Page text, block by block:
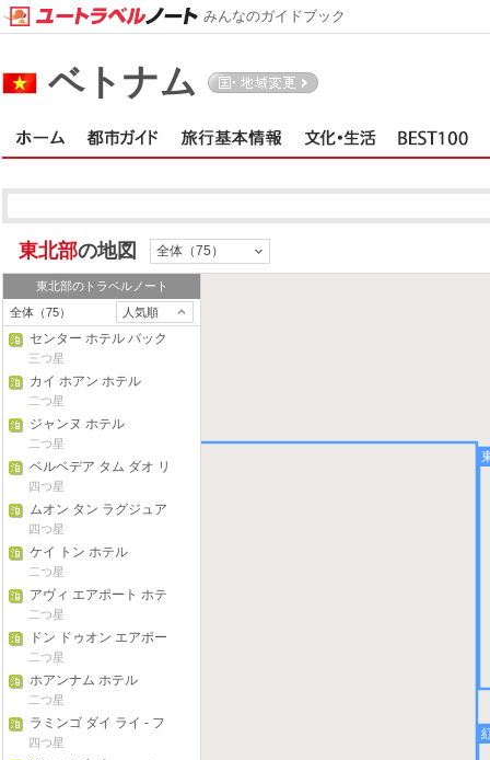
ベトナム
東北部の地図 全体（75）
東北部のトラベルノート
全体（75）
人気順
センター ホテル バック
ニン
三つ星
カイ ホアン ホテル
二つ星
ジャンヌ ホテル
二つ星
ベルベデア タム ダオ リ
ゾート
四つ星
ムオン タン ラグジュア
リー プー トー ホテル
四つ星
ケイ トン ホテル
二つ星
アヴィ エアポート ホテ
ル
二つ星
ドン ドゥオン エアポー
ト ホテル
二つ星
ホアンナム ホテル
二つ星
ラミンゴ ダイ ライ - フ
ォレスト イン ザ スカイ
四つ星
みんなのガイドブック